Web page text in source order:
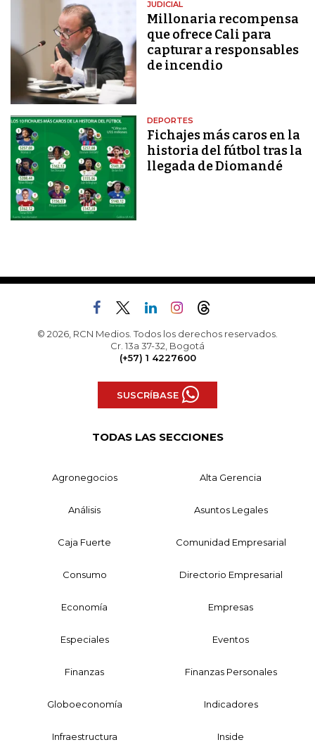
JUDICIAL
Millonaria recompensa
que ofrece Cali para
capturar a responsables
de incendio
DEPORTES
Fichajes más caros en la
historia del fútbol tras la
llegada de Diomandé
© 2026, RCN Medios. Todos los derechos reservados.
Cr. 13a 37-32, Bogotá
(+57) 1 4227600
SUSCRÍBASE
TODAS LAS SECCIONES
Agronegocios Alta Gerencia
Análisis Asuntos Legales
Caja Fuerte Comunidad Empresarial
Consumo Directorio Empresarial
Economía Empresas
Especiales Eventos
Finanzas Finanzas Personales
Globoeconomía Indicadores
Infraestructura Inside